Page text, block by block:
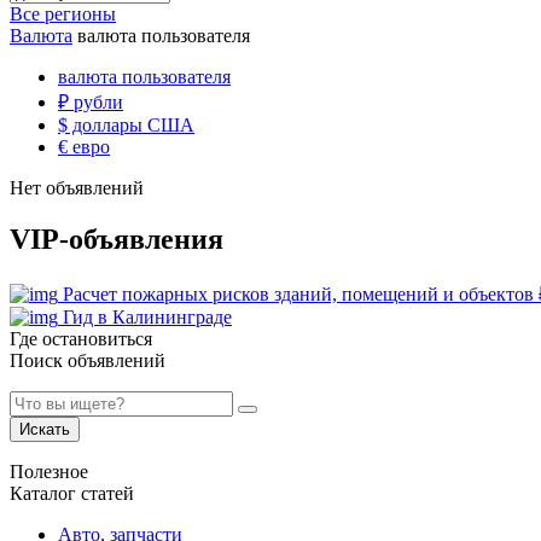
Все регионы
Валюта валюта пользователя
валюта пользователя
₽ рубли
$ доллары США
€ евро
Нет объявлений
VIP-объявления
Расчет пожарных рисков зданий, помещений и объектов
Гид в Калининграде
Где остановиться
Поиск объявлений
Искать
Полезное
Каталог статей
Авто, запчасти